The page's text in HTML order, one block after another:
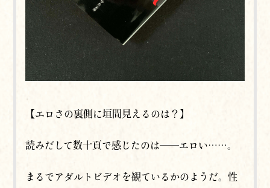
【エロさの裏側に垣間見えるのは？】
読みだして数十頁で感じたのは──エロい……。
まるでアダルトビデオを観ているかのようだ。性